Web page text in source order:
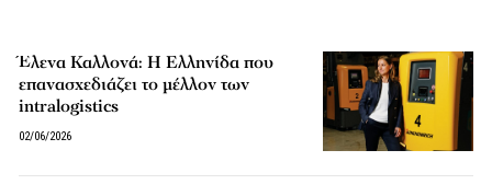
Έλενα Καλλονά: Η Ελληνίδα που
επανασχεδιάζει το μέλλον των
intralogistics
02/06/2026